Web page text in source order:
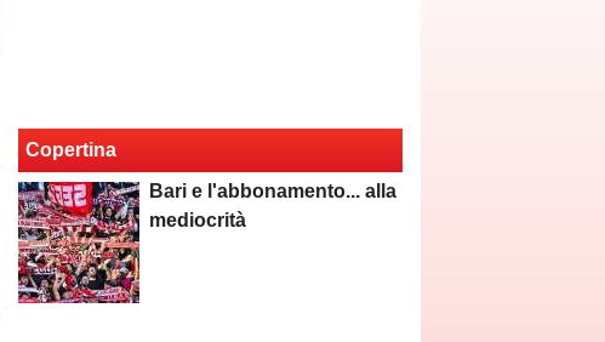
Copertina
Bari e l'abbonamento... alla
mediocrità